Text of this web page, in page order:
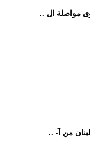
مواصلة ال
من آ